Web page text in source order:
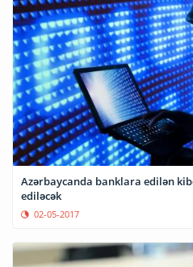
Azərbaycanda banklara edilən
ediləcək
02-05-2017